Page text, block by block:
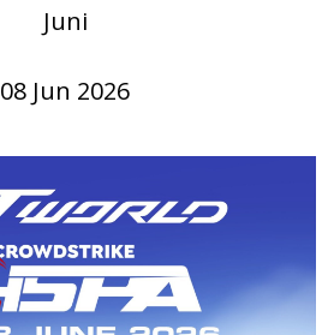
Juni
08 Jun 2026